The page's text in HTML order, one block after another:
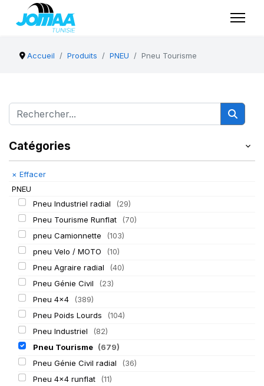
Accueil Produits PNEU Pneu Tourisme
Catégories
× Effacer
PNEU
Pneu Industriel radial
(29)
Pneu Tourisme Runflat
(70)
pneu Camionnette
(103)
pneu Velo / MOTO
(10)
Pneu Agraire radial
(40)
Pneu Génie Civil
(23)
Pneu 4x4
(389)
Pneu Poids Lourds
(104)
Pneu Industriel
(82)
Pneu Tourisme (679)
Pneu Génie Civil radial
(36)
Pneu 4x4 runflat
(11)